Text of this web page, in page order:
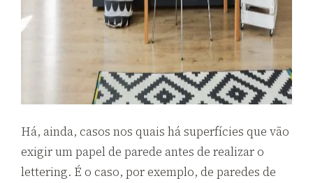
Há, ainda, casos nos quais há superfícies que vão
exigir um papel de parede antes de realizar o
lettering. É o caso, por exemplo, de paredes de